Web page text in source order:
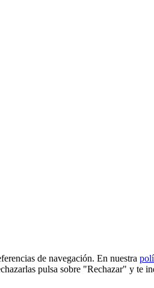
de navegación. En nuestra
pulsa sobre "Rechazar" y te